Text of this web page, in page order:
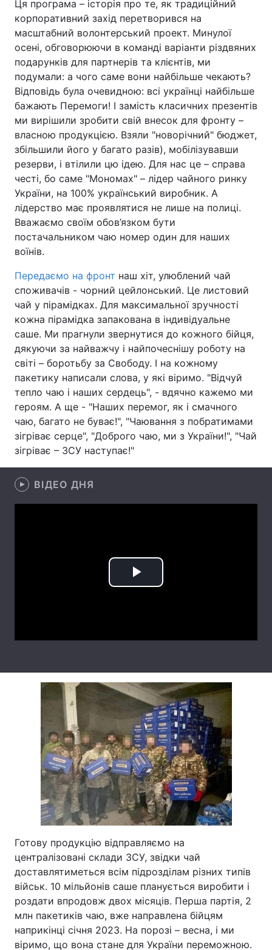
Техно і зв'язок Лайт
Зброя Інциденти
Здоров'я Туризм
Цікавинки
Екологія Регіони
Лонгріди
Відео з Youtube Статті
Думки
Архів Вакансії
Послуги
Тема оформлення
Ця програма – історія про те, як традиційний
корпоративний захід перетворився на
масштабний волонтерський проект. Минулої
осені, обговорюючи в команді варіанти різдвяних
подарунків для партнерів та клієнтів, ми
подумали: а чого саме вони найбільше чекають?
Відповідь була очевидною: всі українці найбільше
бажають Перемоги! І замість класичних презентів
ми вирішили зробити свій внесок для фронту –
власною продукцією. Взяли "новорічний" бюджет,
збільшили його у багато разів), мобілізувавши
резерви, і втілили цю ідею. Для нас це – справа
честі, бо саме "Мономах" – лідер чайного ринку
України, на 100% український виробник. А
лідерство має проявлятися не лише на полиці.
Вважаємо своїм обов’язком бути
постачальником чаю номер один для наших
воїнів.
Передаємо на фронт наш хіт, улюблений чай
споживачів - чорний цейлонський. Це листовий
чай у пірамідках. Для максимальної зручності
кожна пірамідка запакована в індивідуальне
саше. Ми прагнули звернутися до кожного бійця,
дякуючи за найважчу і найпочеснішу роботу на
світі – боротьбу за Свободу. І на кожному
пакетику написали слова, у які віримо. "Відчуй
тепло чаю і наших сердець", - вдячно кажемо ми
героям. А ще - "Наших перемог, як і смачного
чаю, багато не буває!", "Чаювання з побратимами
зігріває серце", "Доброго чаю, ми з України!", "Чай
зігріває – ЗСУ наступає!"
ВІДЕО ДНЯ
Play
Готову продукцію відправляємо на
централізовані склади ЗСУ, звідки чай
доставлятиметься всім підрозділам різних типів
військ. 10 мільйонів саше планується виробити і
роздати впродовж двох місяців. Перша партія, 2
млн пакетиків чаю, вже направлена бійцям
наприкінці січня 2023. На порозі – весна, і ми
віримо, що вона стане для України переможною.